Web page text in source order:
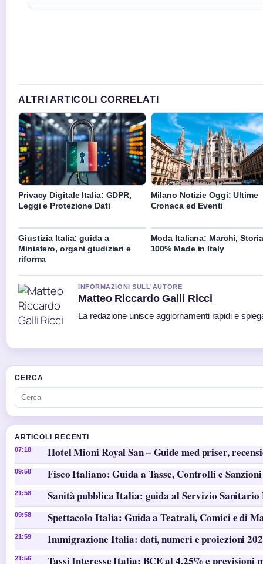
ALTRI ARTICOLI CORRELATI
Privacy Digitale Italia: GDPR,
Leggi e Protezione Dati
Milano Notizie Oggi: Ultime
Cronaca ed Eventi
Giustizia Italia: guida a
Ministero, organi giudiziari e
riforma
Moda Italiana: Marchi,
100% Made in Italy
INFORMAZIONI SULL'AUTORE
Matteo Riccardo Galli Ricci
La redazione unisce aggiornamenti rapidi e
CERCA
ARTICOLI RECENTI
07:18 Hotel Mioni Royal San – Guide med priser,
09:58 Fisco Italiano: Guida a Tasse, Controlli e Sanzioni
21:58 Sanità pubblica Italia: guida al Servizio Sanitario
09:58 Spettacolo Italia: Guida a Teatrali, Comici e di
21:59 Immigrazione Italia: dati, numeri e proiezioni
21:56 Tassi Interesse Italia: BCE al 4,25% e previsioni